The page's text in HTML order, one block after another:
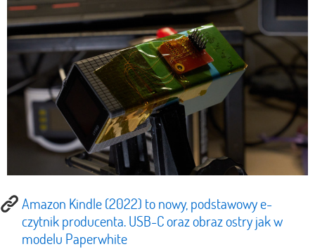
Amazon Kindle (2022) to nowy, podstawowy e-
czytnik producenta. USB-C oraz obraz ostry jak w
modelu Paperwhite